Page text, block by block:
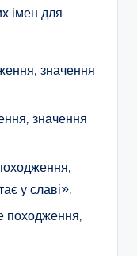
імен для
значення
значення
у славі».
походження,